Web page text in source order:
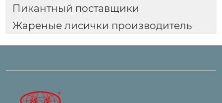
Пикантный поставщики
Жареные лисички производитель